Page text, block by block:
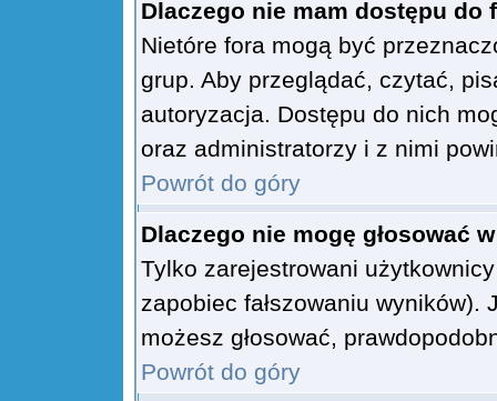
Dlaczego nie mam dostępu do
Nietóre fora mogą być
grup. Aby przeglądać, czytać,
autoryzacja. Dostępu do nich
oraz administratorzy i z nimi
Powrót do góry
Dlaczego nie mogę głosować
Tylko zarejestrowani
zapobiec fałszowaniu wyników).
możesz głosować,
Powrót do góry